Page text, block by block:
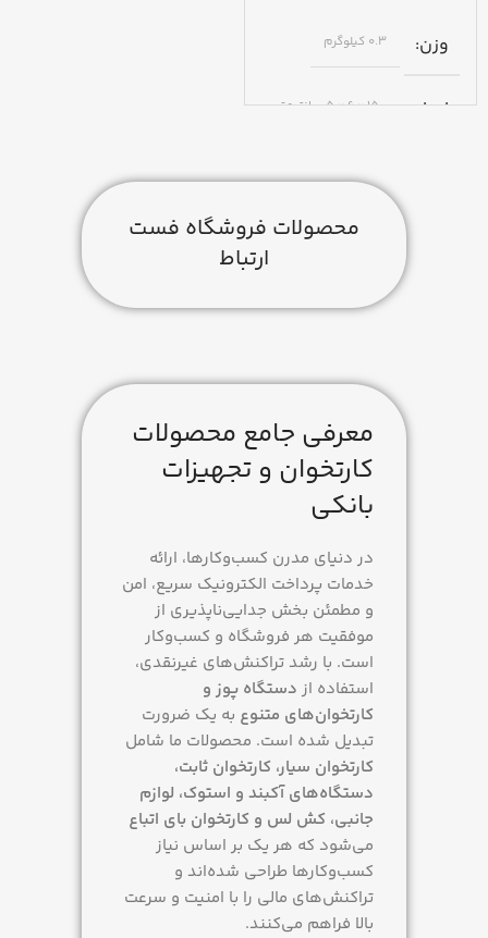
وزن 0.3 کیلوگرم
ابعاد 15 × 6 × 5 سانتیمتر
اصالت و سلامت کالا
نحوه ارتباط
محصولات فروشگاه فست
ارتباط
معرفی جامع محصولات
کارتخوان و تجهیزات
بانکی
در دنیای مدرن کسب‌وکارها، ارائه
خدمات پرداخت الکترونیک سریع، امن
و مطمئن بخش جدایی‌ناپذیری از
موفقیت هر فروشگاه و کسب‌وکار
است. با رشد تراکنش‌های غیرنقدی،
استفاده از دستگاه پوز و
کارتخوان‌های متنوع به یک ضرورت
تبدیل شده است. محصولات ما شامل
کارتخوان سیار، کارتخوان ثابت،
دستگاه‌های آکبند و استوک، لوازم
جانبی، کش لس و کارتخوان بای اتباع
می‌شود که هر یک بر اساس نیاز
کسب‌وکارها طراحی شده‌اند و
تراکنش‌های مالی را با امنیت و سرعت
بالا فراهم می‌کنند.